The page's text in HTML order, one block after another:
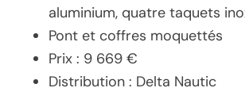
aluminium, quatre taquets
Pont et coffres moquettés
Prix : 9 669 €
Distribution : Delta Nautic